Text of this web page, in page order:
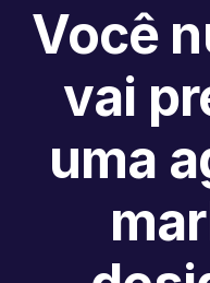
Você
vai
uma